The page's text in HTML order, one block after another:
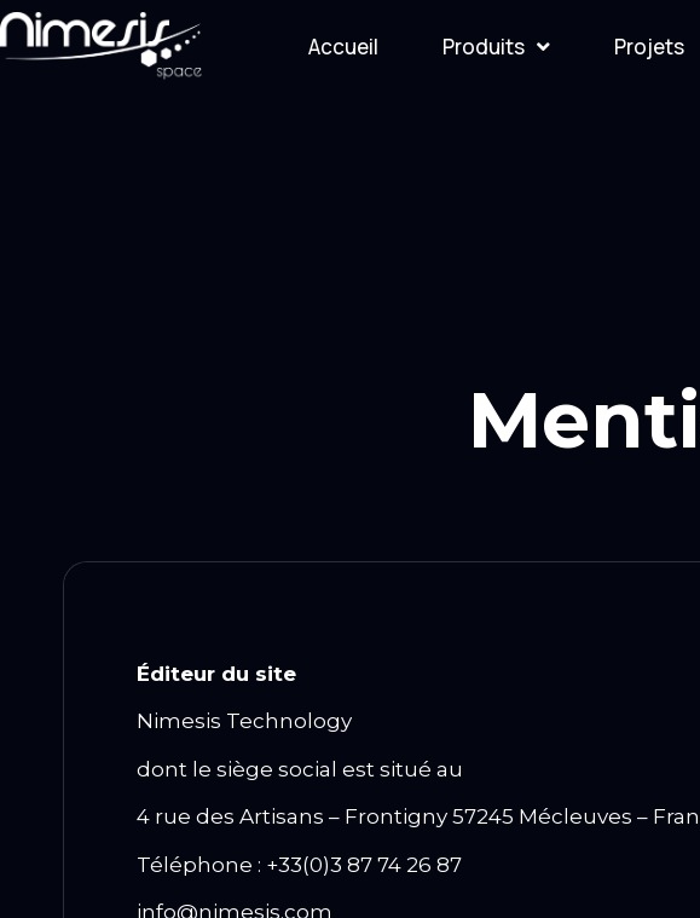
Accueil Produits Projets
Éditeur du site
Nimesis Technology
dont le siège social est situé au
4 rue des Artisans – Frontigny 57245 Mécleuves –
Téléphone : +33(0)3 87 74 26 87
info@nimesis.com